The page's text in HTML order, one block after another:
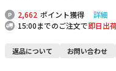
2,662 ポイント獲得
詳細
15:00までのご注文で即日出
返品について お問い合わせ